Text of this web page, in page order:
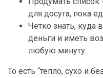
для досуга, пока
Четко знать,
деньги и иметь
любую минуту.
То есть “тепло, сухо и